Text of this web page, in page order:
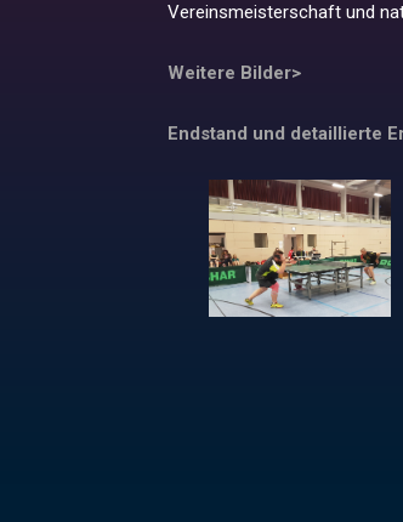
Vereinsmeisterschaft und
Weitere Bilder>
Endstand und detaillierte